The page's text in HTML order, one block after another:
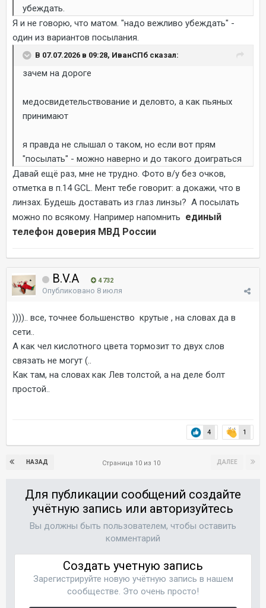
убеждать.
Я и не говорю, что матом. "надо вежливо убеждать" -
один из вариантов посылания.
В 07.07.2026 в 09:28, ИванСПб сказал:
зачем на дороге
медосвидетельствование и деловто, а как пьяных
принимают
я правда не слышал о таком, но если вот прям
"посылать" - можно наверно и до такого доиграться
Давай ещё раз, мне не трудно. Фото в/у без очков,
отметка в п.14 GCL. Мент тебе говорит: а докажи, что в
линзах. Будешь доставать из глаз линзы? А посылать
можно по всякому. Например напомнить единый
телефон доверия МВД России
B.V.A 4 732
Опубликовано 8 июля
)))).. все, точнее большенство крутые , на словах да в
сети..
А как чел кислотного цвета тормозит то двух слов
связать не могут (..
Как там, на словах как Лев толстой, а на деле болт
простой..
4 1
НАЗАД ДАЛЕЕ
Страница 10 из 10
Для публикации сообщений создайте
учётную запись или авторизуйтесь
Вы должны быть пользователем, чтобы оставить
комментарий
Создать учетную запись
Зарегистрируйте новую учётную запись в нашем
сообществе. Это очень просто!